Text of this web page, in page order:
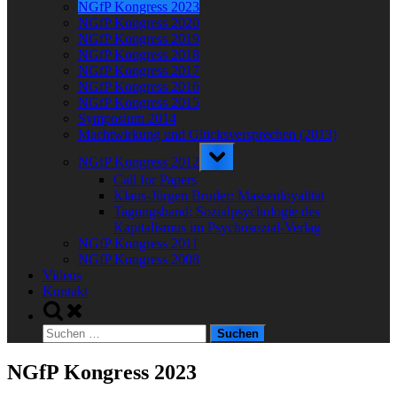
NGfP Kongress 2023
NGfP Kongress 2020
NGfP Kongress 2019
NGfP Kongress 2018
NGfP Kongress 2017
NGfP Kongress 2016
NGfP Kongress 2015
Symposium 2014
Machtwirkung und Glücksversprechen (2013)
NGfP Kongress 2012
Toggle
sub-
Call for Papers
Klaus-Jürgen Bruder: Massenloyalität
Tagungsband: Sozialpsychologie des
Kapitalismus im Psychosozial-Verlag
NGfP Kongress 2011
NGfP Kongress 2008
Videos
Kontakt
Toggle
search
form
Suchen
nach:
NGfP Kongress 2023